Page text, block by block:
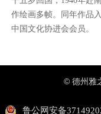
作绘画多帧。同年作品
中国文化协进会会员。
© 德州
鲁公网安备